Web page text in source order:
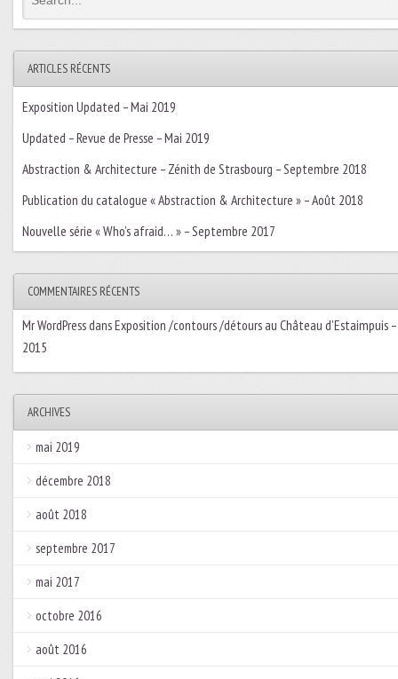
ARTICLES RÉCENTS
Exposition Updated – Mai 2019
Updated – Revue de Presse – Mai 2019
Abstraction & Architecture – Zénith de Strasbourg – Septembre 2018
Publication du catalogue « Abstraction & Architecture » – Août 2018
Nouvelle série « Who’s afraid… » – Septembre 2017
COMMENTAIRES RÉCENTS
Mr WordPressdansExposition /contours /détours au Château d’Estaimpuis
2015
ARCHIVES
mai 2019
décembre 2018
août 2018
septembre 2017
mai 2017
octobre 2016
août 2016